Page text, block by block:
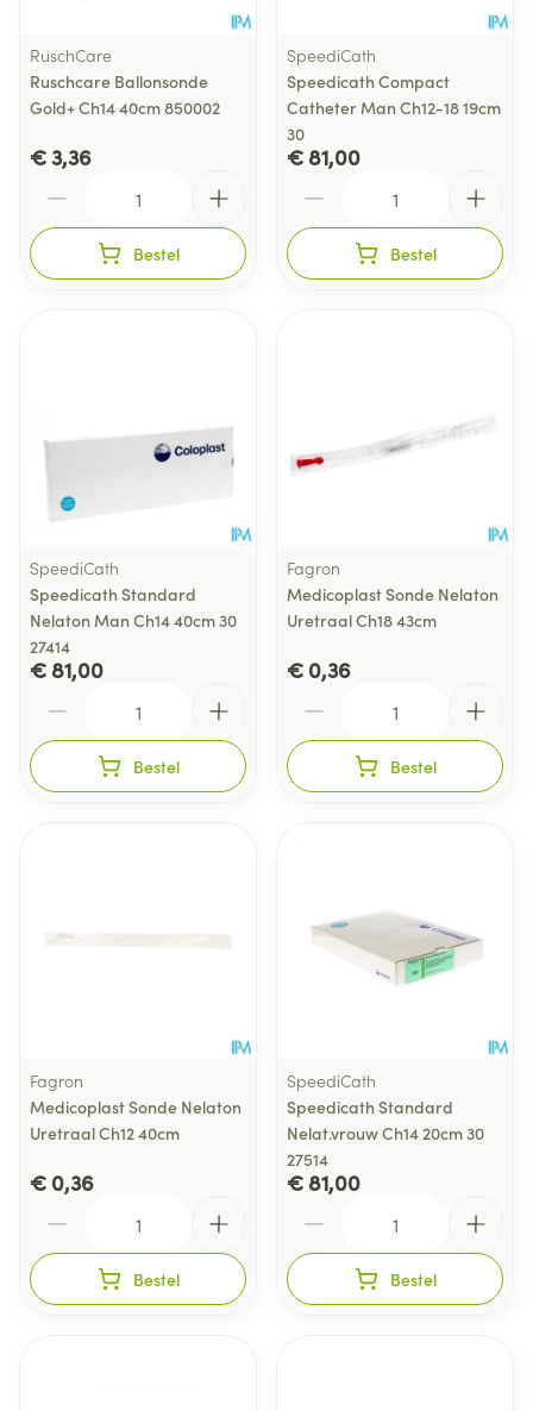
RuschCare
Ruschcare Ballonsonde
Gold+ Ch14 40cm 850002
€ 3,36
Bestel
SpeediCath
Speedicath Compact
Catheter Man Ch12-18 19cm
30
€ 81,00
Bestel
SpeediCath
Speedicath Standard
Nelaton Man Ch14 40cm 30
27414
€ 81,00
Bestel
Fagron
Medicoplast Sonde Nelaton
Uretraal Ch18 43cm
€ 0,36
Bestel
Fagron
Medicoplast Sonde Nelaton
Uretraal Ch12 40cm
€ 0,36
Bestel
SpeediCath
Speedicath Standard
Nelat.vrouw Ch14 20cm 30
27514
€ 81,00
Bestel